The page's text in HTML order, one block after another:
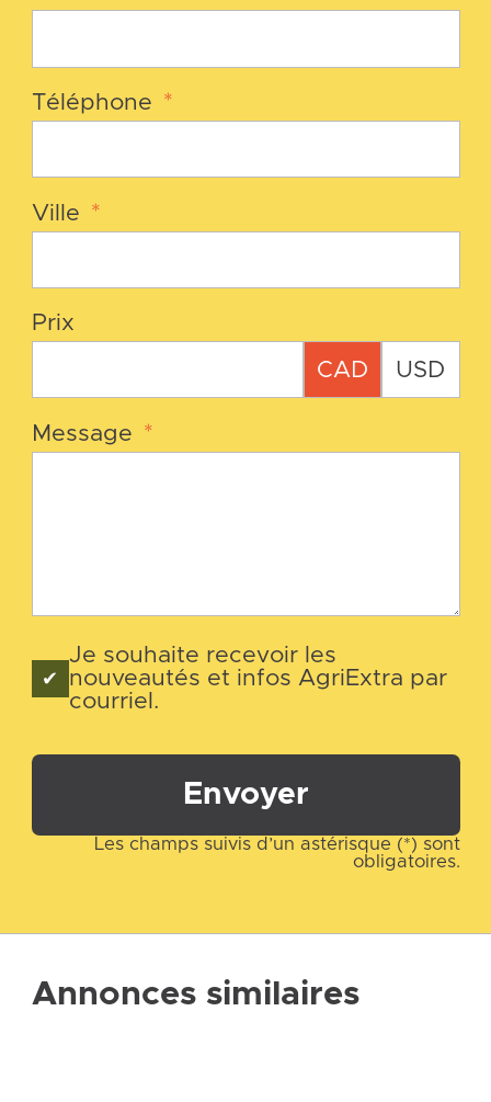
Téléphone *
Ville *
Prix
CAD USD
Message *
Je souhaite recevoir les
nouveautés et infos AgriExtra par
courriel.
Envoyer
Les champs suivis d’un astérisque (*) sont
obligatoires.
Annonces similaires